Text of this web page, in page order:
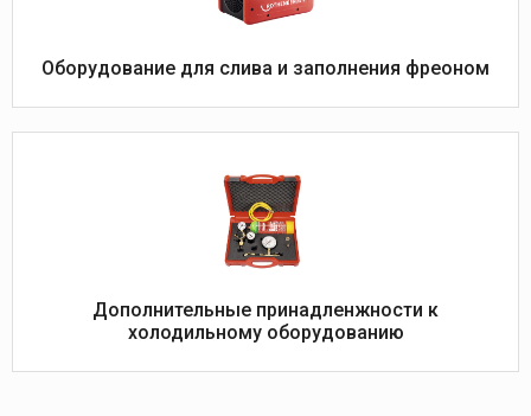
Оборудование для слива и заполнения фреоном
Дополнительные принадленжности к
холодильному оборудованию